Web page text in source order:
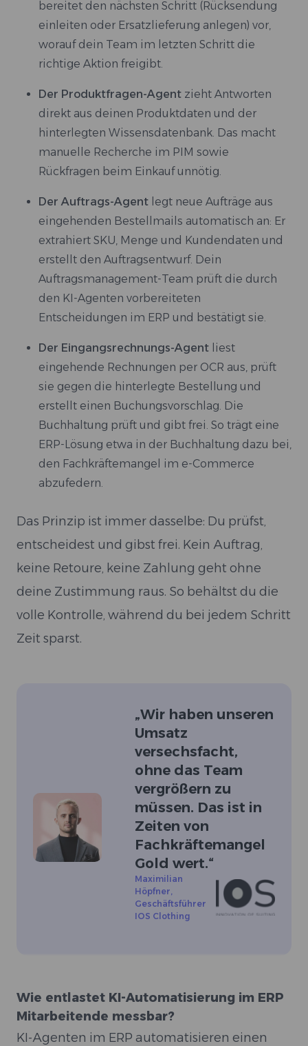
bereitet den nächsten Schritt (Rücksendung
einleiten oder Ersatzlieferung anlegen) vor,
worauf dein Team im letzten Schritt die
richtige Aktion freigibt.
Der Produktfragen-Agent zieht Antworten
direkt aus deinen Produktdaten und der
hinterlegten Wissensdatenbank. Das macht
manuelle Recherche im PIM sowie
Rückfragen beim Einkauf unnötig.
Der Auftrags-Agent legt neue Aufträge aus
eingehenden Bestellmails automatisch an: Er
extrahiert SKU, Menge und Kundendaten und
erstellt den Auftragsentwurf. Dein
Auftragsmanagement-Team prüft die durch
den KI-Agenten vorbereiteten
Entscheidungen im ERP und bestätigt sie.
Der Eingangsrechnungs-Agent liest
eingehende Rechnungen per OCR aus, prüft
sie gegen die hinterlegte Bestellung und
erstellt einen Buchungsvorschlag. Die
Buchhaltung prüft und gibt frei. So trägt eine
ERP-Lösung etwa in der Buchhaltung dazu bei,
den Fachkräftemangel im e-Commerce
abzufedern.
Das Prinzip ist immer dasselbe: Du prüfst,
entscheidest und gibst frei. Kein Auftrag,
keine Retoure, keine Zahlung geht ohne
deine Zustimmung raus. So behältst du die
volle Kontrolle, während du bei jedem Schritt
Zeit sparst.
„Wir haben unseren
Umsatz
versechsfacht,
ohne das Team
vergrößern zu
müssen. Das ist in
Zeiten von
Fachkräftemangel
Gold wert.“
Maximilian
Höpfner
Geschäftsführer
IOS Clothing
Wie entlastet KI-Automatisierung im ERP
Mitarbeitende messbar?
KI-Agenten im ERP automatisieren einen